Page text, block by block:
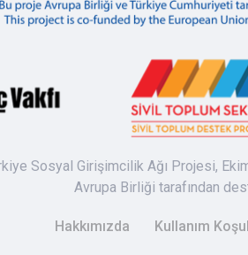
Sosyal Girişimcilik Ağı Projesi,
Avrupa Birliği tarafından
Hakkımızda Kullanım